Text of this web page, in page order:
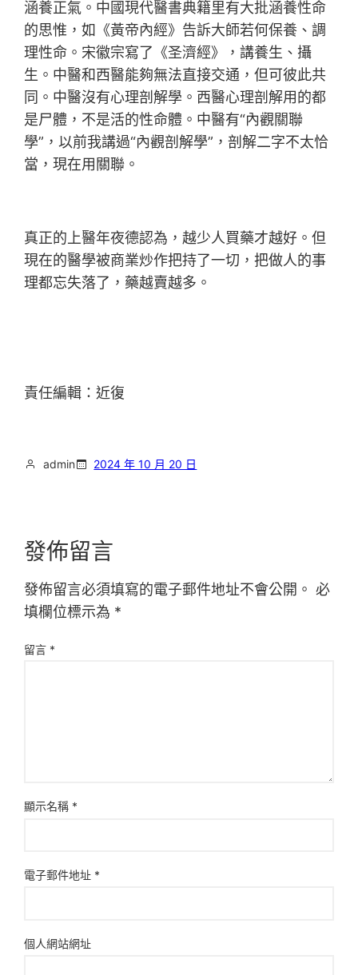
涵養正氣。中國現代醫書典籍里有大批涵養性命
的思惟，如《黃帝內經》告訴大師若何保養、調
理性命。宋徽宗寫了《圣濟經》，講養生、攝
生。中醫和西醫能夠無法直接交通，但可彼此共
同。中醫沒有心理剖解學。西醫心理剖解用的都
是尸體，不是活的性命體。中醫有“內觀關聯
學”，以前我講過“內觀剖解學”，剖解二字不太恰
當，現在用關聯。
真正的上醫年夜德認為，越少人買藥才越好。但
現在的醫學被商業炒作把持了一切，把做人的事
理都忘失落了，藥越賣越多。
責任編輯：近復
admin 2024 年 10 月 20 日
發佈留言
發佈留言必須填寫的電子郵件地址不會公開。 必
填欄位標示為 *
留言 *
顯示名稱 *
電子郵件地址 *
個人網站網址